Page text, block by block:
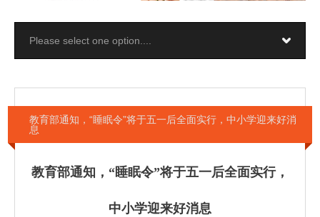
教育部通知，“睡眠令”将于五一后全面实行，中小学迎来好消
息
教育部通知，“睡眠令”将于五一后全面实行，
中小学迎来好消息